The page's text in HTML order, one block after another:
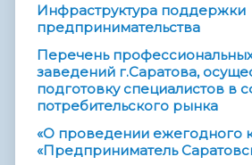
Инфраструктура поддержки
предпринимательства
Перечень
заведений г.Саратова,
подготовку специалистов в
потребительского рынка
«О проведении ежегодного
«Предприниматель